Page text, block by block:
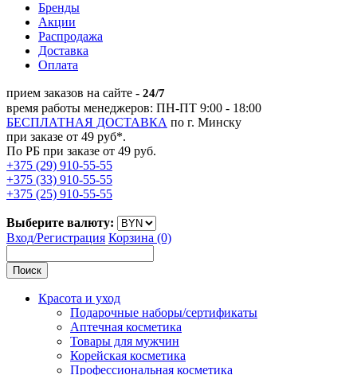
Бренды
Акции
Распродажа
Доставка
Оплата
прием заказов на сайте - 24/7
время работы менеджеров: ПН-ПТ 9:00 - 18:00
БЕСПЛАТНАЯ ДОСТАВКА по г. Минску
при заказе от 49 руб*.
По РБ при заказе от 49 руб.
+375 (29) 910-55-55
+375 (33) 910-55-55
+375 (25) 910-55-55
Выберите валюту:
Вход/Регистрация Корзина (0)
Поиск
Красота и уход
Подарочные наборы/сертификаты
Аптечная косметика
Товары для мужчин
Корейская косметика
Профессиональная косметика